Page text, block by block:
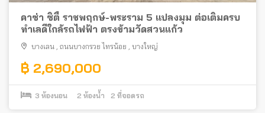
คาซ่า ซิตี้ ราชพฤกษ์-พระราม 5 แปลงมุม ต่อเติมครบ
ทำเลดีใกล้รถไฟฟ้า ตรงข้ามวัดสวนแก้ว
บางเลน ถนนบางกรวย ไทรน้อย บางใหญ่
฿ 2,690,000
3 ห้องนอน 2 ห้องน้ำ 2 ที่จอดรถ